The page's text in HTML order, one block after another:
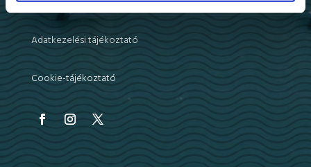
Adatkezelési tájékoztató
Cookie-tájékoztató